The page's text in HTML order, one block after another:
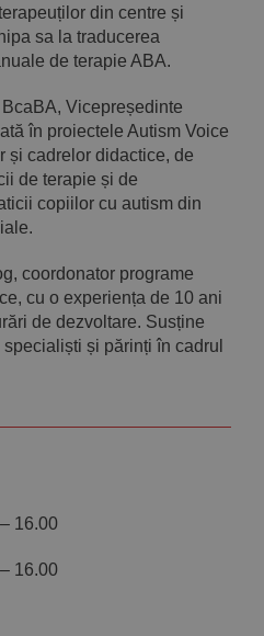
din centre și
sa la traducerea
de terapie ABA.
Vicepreședinte
în proiectele Autism Voice
și cadrelor didactice, de
de terapie și de
copiilor cu autism din
coordonator programe
cu o experiența de 10 ani
de dezvoltare. Susține
și părinți în cadrul
16.00
16.00